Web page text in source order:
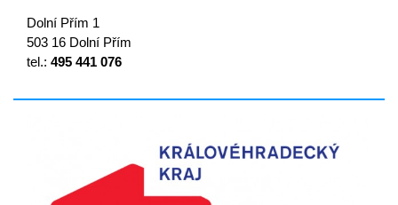
Dolní Přím 1
503 16 Dolní Přím
tel.: 495 441 076